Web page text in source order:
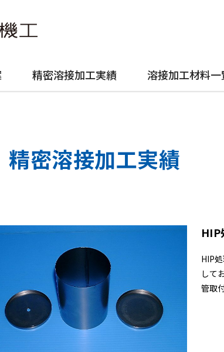
精密溶接加工実績 溶接加工材料一
精密溶接加工実績
HIP
HIP
して
管取